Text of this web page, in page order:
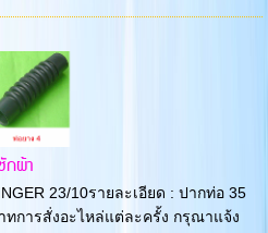
กผ้า
23/10รายละเอียด : ปากท่อ 35
ทการสั่งอะไหล่แต่ละครั้ง กรุณาแจ้ง